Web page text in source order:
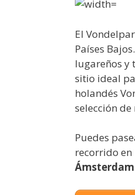
El
Países
lugareños y
sitio ideal
holandés
selección
Puedes
recorrido
Ámsterdam